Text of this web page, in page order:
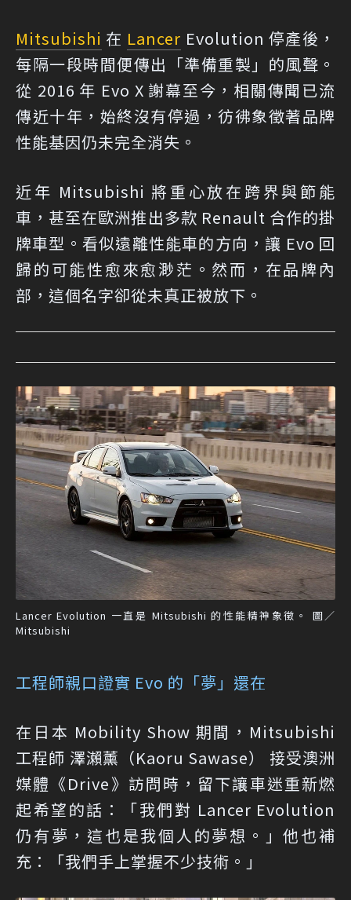
Mitsubishi 在 Lancer Evolution 停產後，
每隔一段時間便傳出「準備重製」的風聲。
從 2016 年 Evo X 謝幕至今，相關傳聞已流
傳近十年，始終沒有停過，彷彿象徵著品牌
性能基因仍未完全消失。
近年 Mitsubishi 將重心放在跨界與節能
車，甚至在歐洲推出多款 Renault 合作的掛
牌車型。看似遠離性能車的方向，讓 Evo 回
歸的可能性愈來愈渺茫。然而，在品牌內
部，這個名字卻從未真正被放下。
Lancer Evolution 一直是 Mitsubishi 的性能精神象徵。 圖／
Mitsubishi
工程師親口證實 Evo 的「夢」還在
在日本 Mobility Show 期間，Mitsubishi
工程師 澤瀨薰（Kaoru Sawase） 接受澳洲
媒體《Drive》訪問時，留下讓車迷重新燃
起希望的話：「我們對 Lancer Evolution
仍有夢，這也是我個人的夢想。」他也補
充：「我們手上掌握不少技術。」